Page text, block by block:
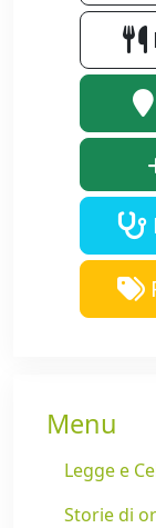
Menu
Legge e
Storie di